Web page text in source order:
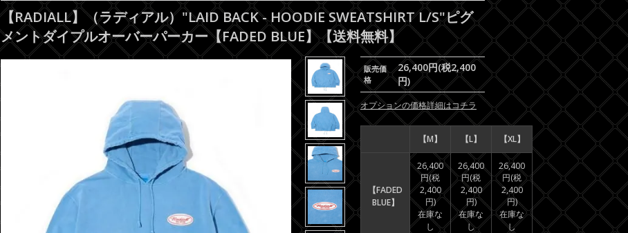
【RADIALL】（ラディアル）"LAID BACK - HOODIE SWEATSHIRT L/S"ピグ
メントダイプルオーバーパーカー【FADED BLUE】【送料無料】
販売価
格
26,400円(税2,400
円)
オプションの価格詳細はコチラ
【M】 【L】 【XL】
【FADED
BLUE】
26,400
円(税
2,400
円)
在庫な
し
26,400
円(税
2,400
円)
在庫な
し
26,400
円(税
2,400
円)
在庫な
し